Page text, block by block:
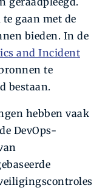
gaan met de
bieden. In de
and Incident
te
bestaan.
hebben vaak
DevOps-